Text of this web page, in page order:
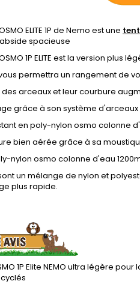
ELITE 1P de Nemo est une
spacieuse
1P ELITE est la version plus
permettra un rangement de
des arceaux et leur courbure
grâce à son système
en poly-nylon osmo colonne
bien aérée grâce à sa
nylon osmo colonne d'eau
un mélange de nylon et
plus rapide.
1P Elite NEMO ultra légère